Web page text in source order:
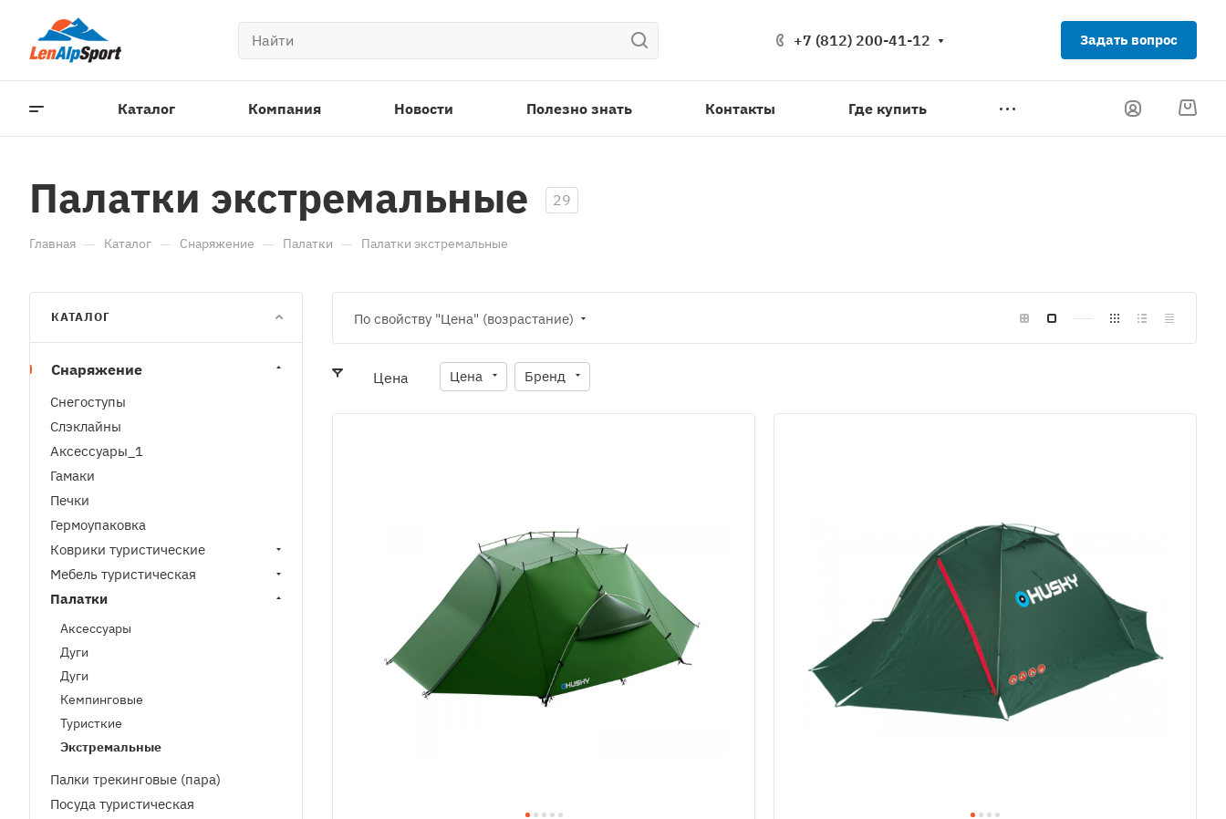
+7 (812) 200-41-12 Задать вопрос
Каталог Компания Новости Полезно знать Контакты Где купить
Палатки экстремальные 29
Главная — Каталог — Снаряжение — Палатки — Палатки экстремальные
По свойству "Цена" (возрастание)
Цена Цена Бренд
КАТАЛОГ
Снаряжение
Снегоступы
Cлэклайны
Аксессуары_1
Гамаки
Печки
Гермоупаковка
Коврики туристические
Мебель туристическая
Палатки
Аксессуары
Дуги
Дуги
Кемпинговые
Туристкие
Экстремальные
Палки трекинговые (пара)
Посуда туристическая